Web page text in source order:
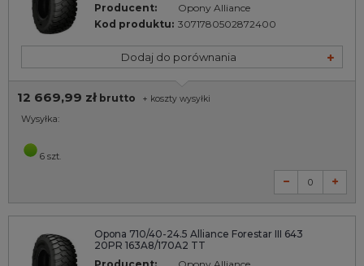
Producent:
Opony Alliance
Kod produktu: 3071780502872400
Dodaj do porównania
12 669,99 zł brutto + koszty wysyłki
Wysyłka:
6 szt.
Opona 710/40-24.5 Alliance Forestar III 643
20PR 163A8/170A2 TT